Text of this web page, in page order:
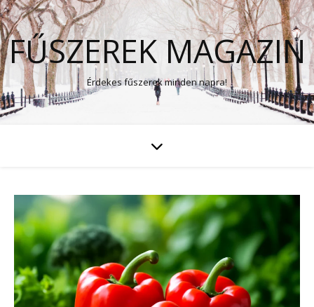
FŰSZEREK MAGAZIN
Érdekes fűszerek minden napra!